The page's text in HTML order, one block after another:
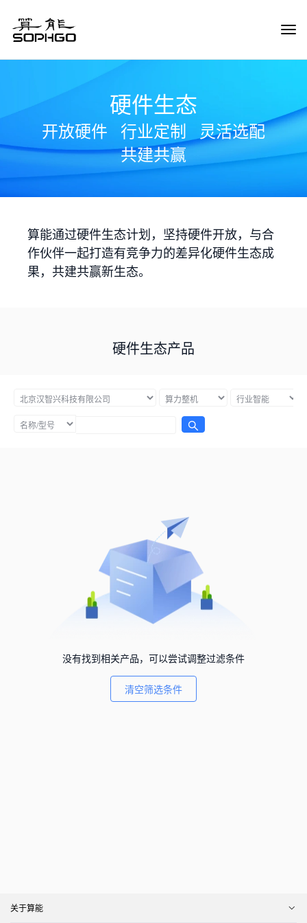
硬件生态
开放硬件 行业定制
灵活选配
共建共赢
算能通过硬件生态计划，坚持硬件开放，与合
作伙伴一起打造有竞争力的差异化硬件生态成
果，共建共赢新生态。
硬件生态产品
没有找到相关产品，可以尝试调整过滤条件
清空筛选条件
关于算能